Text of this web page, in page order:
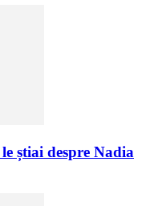
știai despre Nadia